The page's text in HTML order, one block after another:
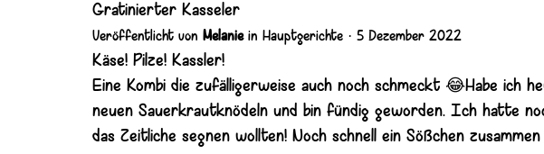
Gratinierter Kasseler
Veröffentlicht von Melanie in Hauptgerichte · 5 Dezember 2022
Käse! Pilze! Kassler!
Eine Kombi die zufälligerweise auch noch schmeckt 😂Habe ich
neuen Sauerkrautknödeln und bin fündig geworden. Ich hatte
das Zeitliche segnen wollten! Noch schnell ein Sößchen